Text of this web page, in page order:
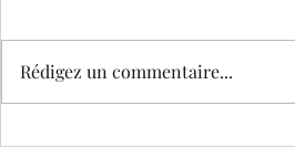
Rédigez un commentaire...